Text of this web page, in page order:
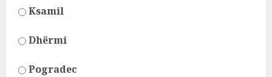
Ksamil
Dhërmi
Pogradec